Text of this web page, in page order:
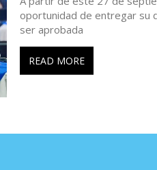
oportunidad de entregar su
ser aprobada
READ MORE